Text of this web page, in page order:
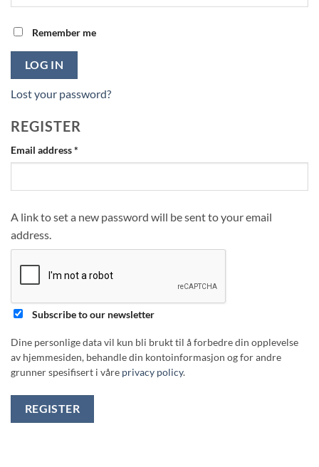
Remember me
LOG IN
Lost your password?
REGISTER
Email address*
A link to set a new password will be sent to your email
address.
Subscribe to our newsletter
Dine personlige data vil kun bli brukt til å forbedre din opplevelse
av hjemmesiden, behandle din kontoinformasjon og for andre
grunner spesifisert i våre privacy policy.
REGISTER